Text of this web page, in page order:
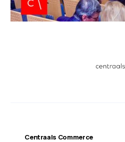
Centraals Commerce